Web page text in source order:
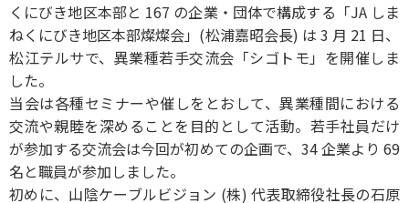
くにびき地区本部と 167 の企業・団体で構成する「JA しま
ねくにびき地区本部燦燦会」(松浦嘉昭会長) は 3 月 21 日、
松江テルサで、異業種若手交流会「シゴトモ」を開催しま
した。
当会は各種セミナーや催しをとおして、異業種間における
交流や親睦を深めることを目的として活動。若手社員だけ
が参加する交流会は今回が初めての企画で、34 企業より 69
名と職員が参加しました。
初めに、山陰ケーブルビジョン (株) 代表取締役社長の石原